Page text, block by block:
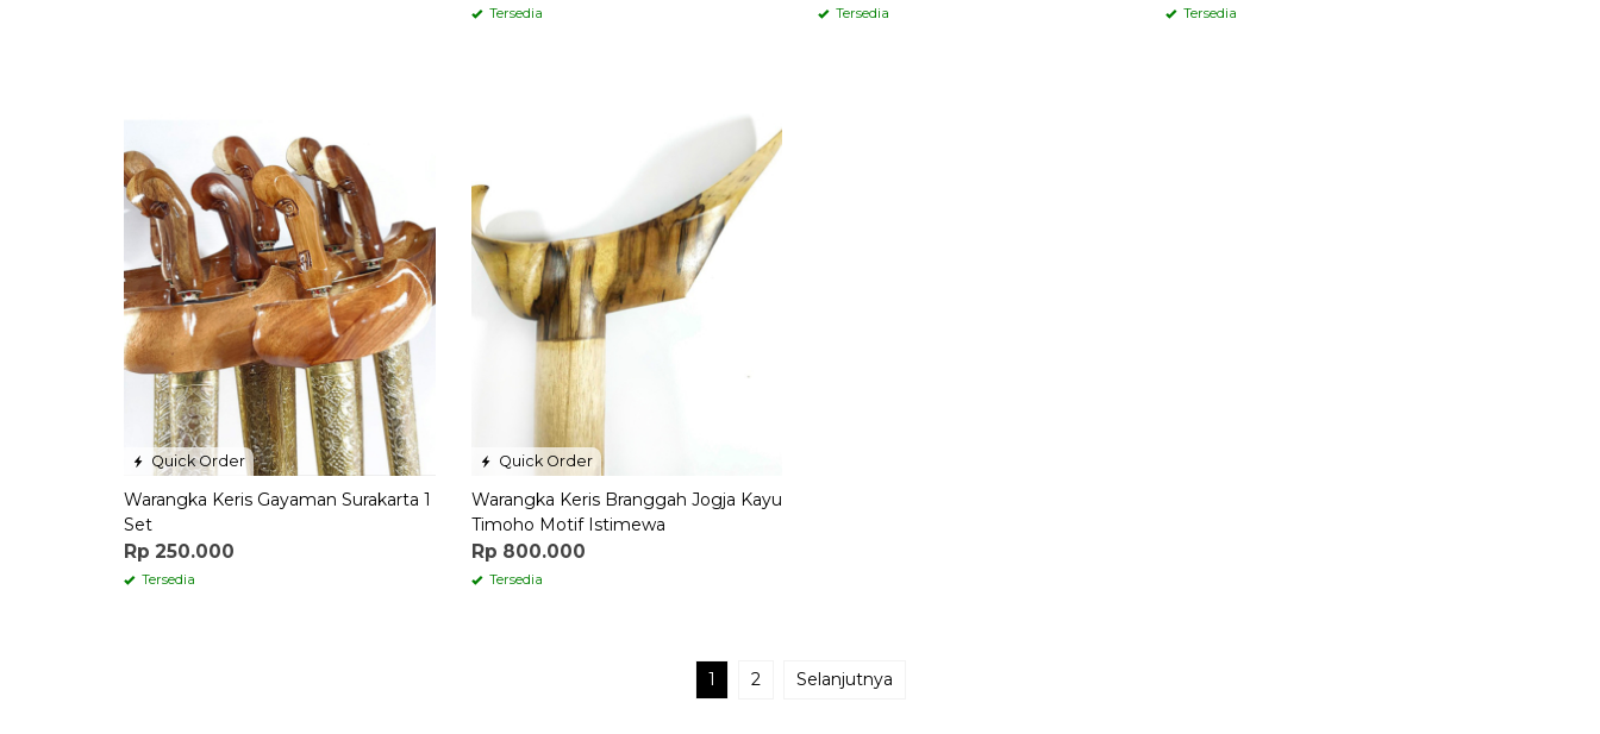
Tersedia Tersedia Tersedia
Quick Order
Warangka Keris Gayaman Surakarta 1
Set
Rp 250.000
Tersedia
Quick Order
Warangka Keris Branggah Jogja Kayu
Timoho Motif Istimewa
Rp 800.000
Tersedia
1 2 Selanjutnya